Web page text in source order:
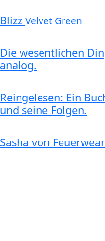
Blizz Velvet Green
Die wesentlichen
analog.
Reingelesen: Ein
und seine Folgen.
Sasha von Feuerwear